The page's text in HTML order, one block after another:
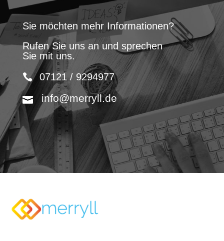
Sie möchten mehr Informationen?
Rufen Sie uns an und sprechen
Sie mit uns.
07121 / 9294977
info@merryll.de